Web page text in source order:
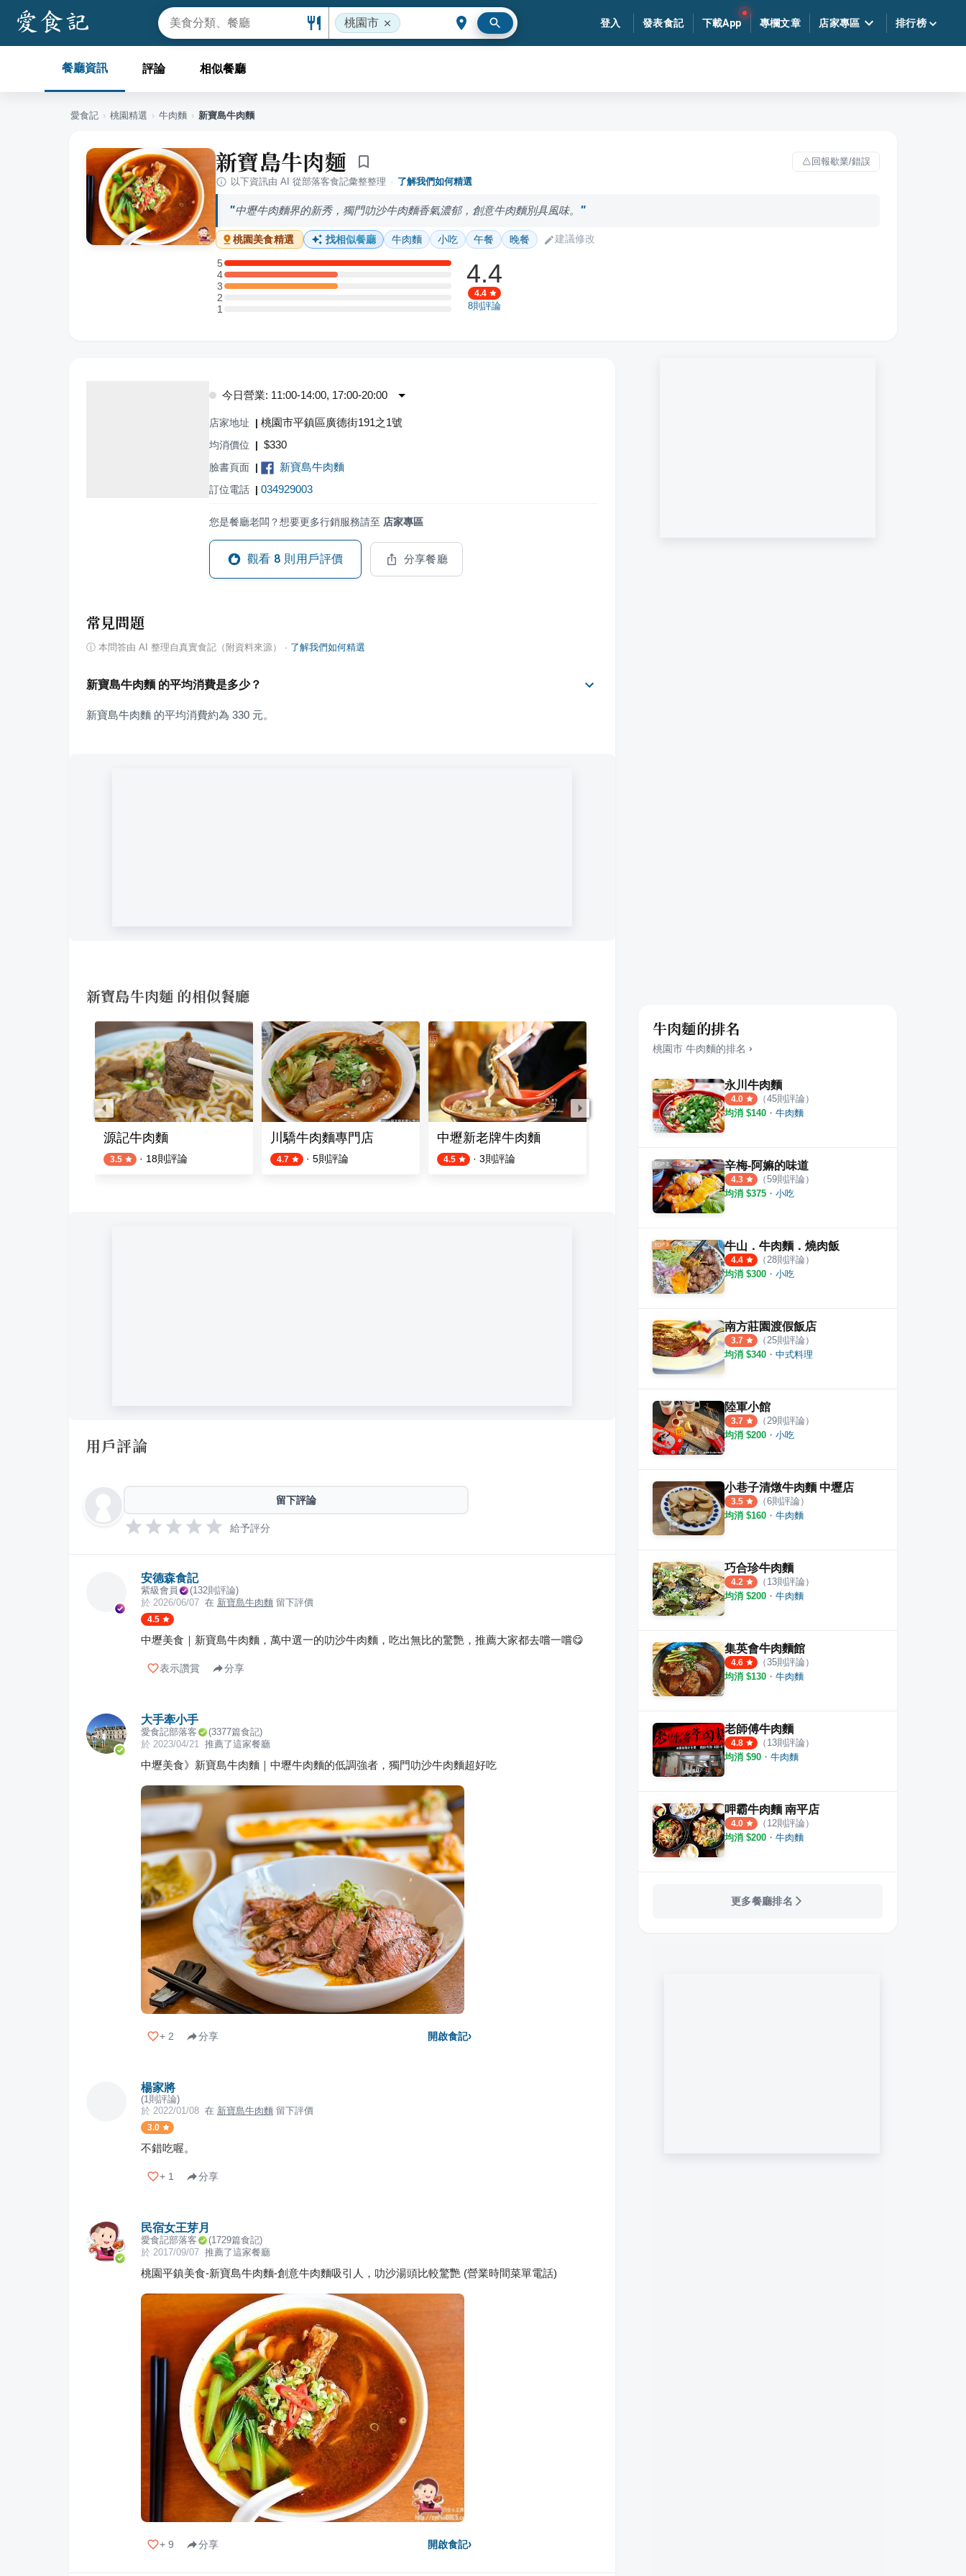
桃園市 登入 發表食記 下載App 專欄文章 店家專區 排行榜
餐廳資訊 評論 相似餐廳
愛食記 › 桃園精選 › 牛肉麵 › 新寶島牛肉麵
新寶島牛肉麵
回報歇業/錯誤
以下資訊由 AI 從部落客食記彙整整理 · 了解我們如何精選
中壢牛肉麵界的新秀，獨門叻沙牛肉麵香氣濃郁，創意牛肉麵別具風味。
桃園美食精選 找相似餐廳 牛肉麵 小吃 午餐 晚餐 建議修改
5
5 星：2 則評論
4
4 星：1 則評論
3
3 星：1 則評論
2
2 星：0 則評論
11 星：0 則評論
4.4
4.4
8則評論
今日營業: 11:00-14:00, 17:00-20:00
店家地址 | 桃園市平鎮區廣德街191之1號
均消價位 | $330
臉書頁面 | 新寶島牛肉麵
訂位電話 | 034929003
您是餐廳老闆？想要更多行銷服務請至 店家專區
觀看 8 則用戶評價 分享餐廳
常見問題
ⓘ 本問答由 AI 整理自真實食記（附資料來源） · 了解我們如何精選
新寶島牛肉麵 的平均消費是多少？
新寶島牛肉麵 的平均消費約為 330 元。
新寶島牛肉麵 的相似餐廳
源記牛肉麵
3.5 · 18則評論
川驕牛肉麵專門店
4.7 · 5則評論
中壢新老牌牛肉麵
4.5 · 3則評論 4.0 ·
用戶評論
留下評論
給予評分
安德森食記
紫級會員 (132則評論)
於 2026/06/07 在 新寶島牛肉麵 留下評價
4.5
中壢美食｜新寶島牛肉麵，萬中選一的叻沙牛肉麵，吃出無比的驚艷，推薦大家都去嚐一嚐😋
表示讚賞 分享
大手牽小手
愛食記部落客 (3377篇食記)
於 2023/04/21 推薦了這家餐廳
中壢美食》新寶島牛肉麵｜中壢牛肉麵的低調強者，獨門叻沙牛肉麵超好吃
+ 2 分享 開啟食記›
楊家將
(1則評論)
於 2022/01/08 在 新寶島牛肉麵 留下評價
3.0
不錯吃喔。
+ 1 分享
民宿女王芽月
愛食記部落客 (1729篇食記)
於 2017/09/07 推薦了這家餐廳
桃園平鎮美食-新寶島牛肉麵-創意牛肉麵吸引人，叻沙湯頭比較驚艷 (營業時間菜單電話)
+ 9 分享 開啟食記›
牛肉麵的排名
桃園市 牛肉麵的排名 ›
永川牛肉麵
4.0 （45則評論）
均消 $140 ・ 牛肉麵
辛梅-阿嫲的味道
4.3 （59則評論）
均消 $375 ・ 小吃
牛山．牛肉麵．燒肉飯
4.4 （ 28則評論）
均消 $300 ・ 小吃
南方莊園渡假飯店
3.7 （ 25則評論）
均消 $340 ・ 中式料理
陸軍小館
3.7 （ 29則評論）
均消 $200 ・ 小吃
小巷子清燉牛肉麵 中壢店
3.5 （6則評論）
均消 $160 ・ 牛肉麵
巧合珍牛肉麵
4.2 （ 13則評論）
均消 $200 ・ 牛肉麵
集英會牛肉麵館
4.6 （35則評論）
均消 $130 ・ 牛肉麵
老師傅牛肉麵
4.8 （ 13則評論）
均消 $90 ・ 牛肉麵
呷霸牛肉麵 南平店
4.0 （ 12則評論）
均消 $200 ・ 牛肉麵
更多餐廳排名